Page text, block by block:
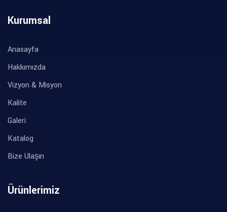
Kurumsal
Anasayfa
Hakkımızda
Vizyon & Misyon
Kalite
Galeri
Katalog
Bize Ulaşın
Ürünlerimiz